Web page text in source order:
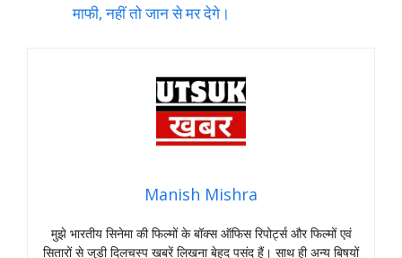
माफी, नहीं तो जान से मर देगे।
Manish Mishra
मुझे भारतीय सिनेमा की फिल्मों के बॉक्स ऑफिस रिपोर्ट्स और फिल्मों एवं
सितारों से जुड़ी दिलचस्प खबरें लिखना बेहद पसंद हैं। साथ ही अन्य बिषयों